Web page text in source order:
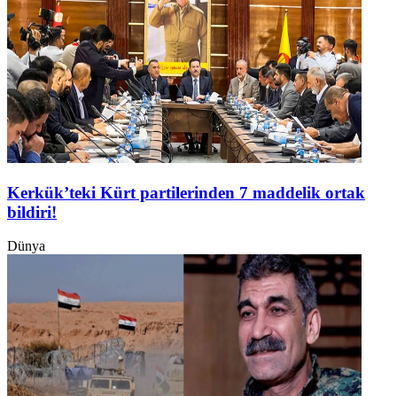
Kerkük’teki Kürt partilerinden 7 maddelik ortak
bildiri!
Dünya